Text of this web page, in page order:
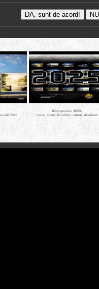
Ilfov
Retrospectiva 2025:
trasee, locuri, biciclete, oameni, destinatii